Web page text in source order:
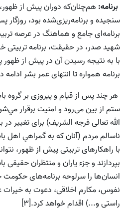
برنامه: هم‌چنان‌كه دوران پيش از ظهور،
سنجيده و برنامه‌ريزى‌شده بود،
برنامه‌اى جامع و هماهنگ در عرصه
شهيد صدر، در حقيقت، برنامه تربيتى
با به نتيجه رسيدن آن در پيش از ظهور
برنامه همواره تا انتهاى عمر بشر ادامه
هر چند پس از قيام و پيروزى بر گروه
ستم از بين می‌رود و امنيت برقرار
الله تعالی فرجه الشریف) براى
ناسالم مردم (آنان كه به گمراهىِ اهل
با راهكارهاى تربيتى پیش از ظهور،
بپردازند و جزء ياران و منتظران حقيقى
انسان‌‌ها را سرلوحه برنامه‌هاى حكومت
نفوس، مكارم اخلاقى، دعوت به
راستى و...) اقدام خواهد کرد.[3]